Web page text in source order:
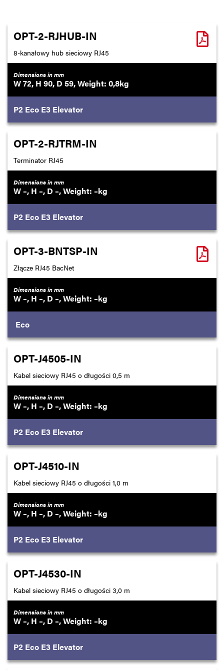
OPT-2-RJHUB-IN
8-kanałowy hub sieciowy RJ45
Dimensions in mm
72 90 59 0,8
P2 Eco E3 Elevator
OPT-2-RJTRM-IN
Terminator RJ45
Dimensions in mm
– – – –
P2 Eco E3 Elevator
OPT-3-BNTSP-IN
Złącze RJ45 BacNet
Dimensions in mm
– – – –
Eco
OPT-J4505-IN
Kabel sieciowy RJ45 o długości 0,5 m
Dimensions in mm
– – – –
P2 Eco E3 Elevator
OPT-J4510-IN
Kabel sieciowy RJ45 o długości 1,0 m
Dimensions in mm
– – – –
P2 Eco E3 Elevator
OPT-J4530-IN
Kabel sieciowy RJ45 o długości 3,0 m
Dimensions in mm
– – – –
P2 Eco E3 Elevator